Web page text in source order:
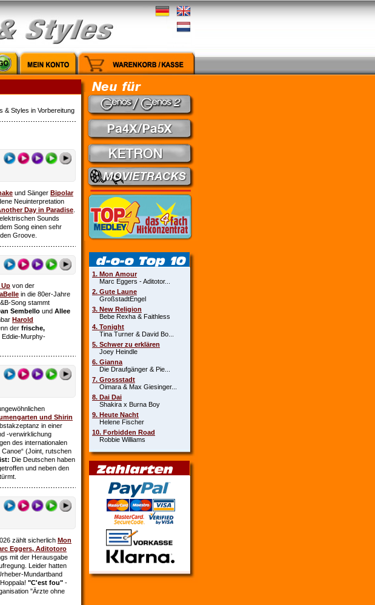
in Vorbereitung: Alles ist gut - Nena // Every Little Thing She Does Is Magic - The Police // Learning To Fly - Pink Floyd
und Sänger Bipolar
Neuinterpretation
Day in Paradise
Sounds
Song einen sehr
Groove.
Up von der
in die 80er-Jahre
Song stammt
Sembello und Allee
Harold
der frische,
Eddie-Murphy-
und Shirin
in einer
‑verwirklichung
des internationalen
(Joint, rutschen
Die Deutschen haben
und neben den
zählt sicherlich Mon
Eggers, Aditotoro
mit der Herausgabe
Leider hatten
Mundartband
"C'est fou" -
"Ärzte ohne
1. Mon Amour
Marc Eggers - Aditotor...
2. Gute Laune
GroßstadtEngel
3. New Religion
Bebe Rexha & Faithless
4. Tonight
Tina Turner & David Bo...
5. Schwer zu erklären
Joey Heindle
6. Gianna
Die Draufgänger & Pie...
7. Grossstadt
Oimara & Max Giesinger...
8. Dai Dai
Shakira x Burna Boy
9. Heute Nacht
Helene Fischer
10. Forbidden Road
Robbie Williams